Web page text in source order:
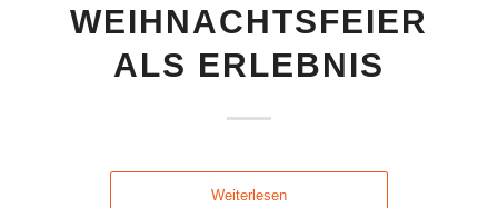
WEIHNACHTSFEIER
ALS ERLEBNIS
Weiterlesen